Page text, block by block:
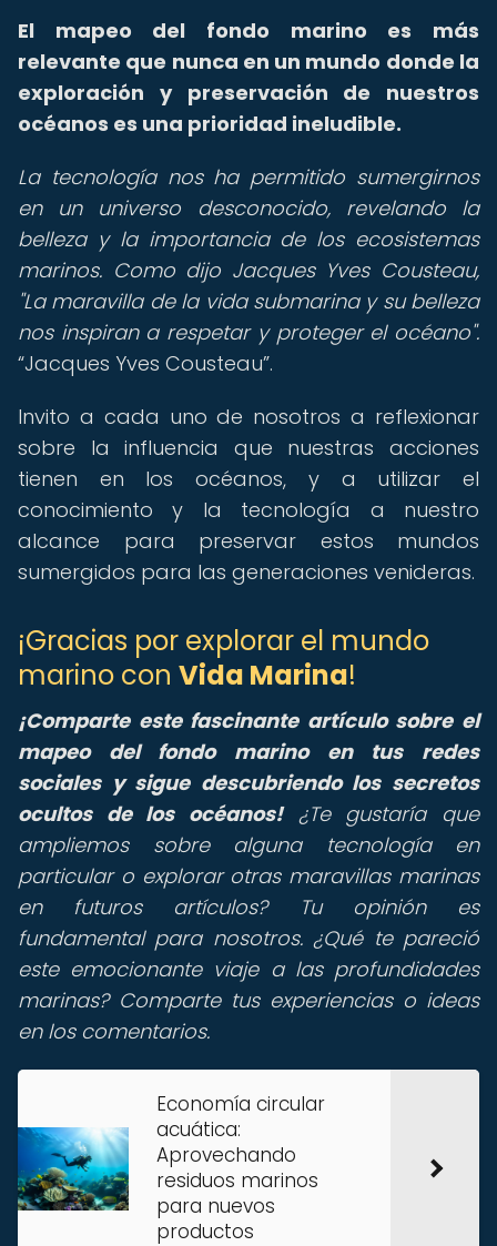
El mapeo del fondo marino es más
relevante que nunca en un mundo donde la
exploración y preservación de nuestros
océanos es una prioridad ineludible.
La tecnología nos ha permitido sumergirnos
en un universo desconocido, revelando la
belleza y la importancia de los ecosistemas
marinos. Como dijo Jacques Yves Cousteau,
"La maravilla de la vida submarina y su belleza
nos inspiran a respetar y proteger el océano".
Jacques Yves Cousteau .
Invito a cada uno de nosotros a reflexionar
sobre la influencia que nuestras acciones
tienen en los océanos, y a utilizar el
conocimiento y la tecnología a nuestro
alcance para preservar estos mundos
sumergidos para las generaciones venideras.
¡Gracias por explorar el mundo
marino con Vida Marina!
¡Comparte este fascinante artículo sobre el
mapeo del fondo marino en tus redes
sociales y sigue descubriendo los secretos
ocultos de los océanos!¿Te gustaría que
ampliemos sobre alguna tecnología en
particular o explorar otras maravillas marinas
en futuros artículos? Tu opinión es
fundamental para nosotros. ¿Qué te pareció
este emocionante viaje a las profundidades
marinas? Comparte tus experiencias o ideas
en los comentarios.
Economía circular
acuática:
Aprovechando
residuos marinos
para nuevos
productos